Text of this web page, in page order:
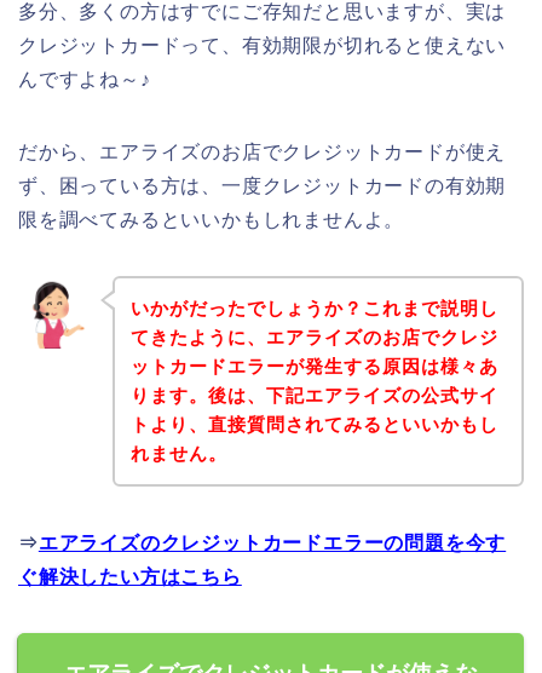
多分、多くの方はすでにご存知だと思いますが、実は
クレジットカードって、有効期限が切れると使えない
んですよね～♪
だから、エアライズのお店でクレジットカードが使え
ず、困っている方は、一度クレジットカードの有効期
限を調べてみるといいかもしれませんよ。
いかがだったでしょうか？これまで説明し
てきたように、エアライズのお店でクレジ
ットカードエラーが発生する原因は様々あ
ります。後は、下記エアライズの公式サイ
トより、直接質問されてみるといいかもし
れません。
⇒エアライズのクレジットカードエラーの問題を今す
ぐ解決したい方はこちら